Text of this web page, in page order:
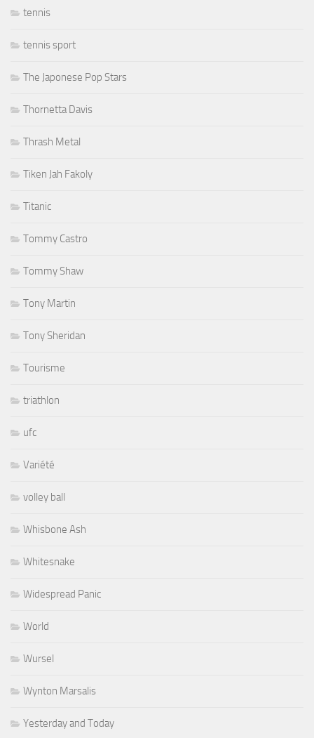
tennis
tennis sport
The Japonese Pop Stars
Thornetta Davis
Thrash Metal
Tiken Jah Fakoly
Titanic
Tommy Castro
Tommy Shaw
Tony Martin
Tony Sheridan
Tourisme
triathlon
ufc
Variété
volley ball
Whisbone Ash
Whitesnake
Widespread Panic
World
Wursel
Wynton Marsalis
Yesterday and Today